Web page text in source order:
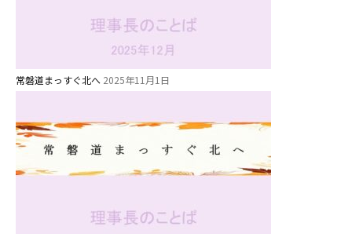
常磐道まっすぐ北へ 2025年11月1日
学校法⼈諏訪森学園 諏訪森幼稚
⼤阪府私⽴幼稚園連盟
社会福祉法人野田福祉会